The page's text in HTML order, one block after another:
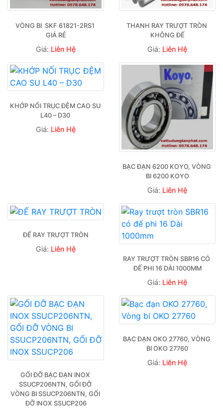
GIÁ RẺ
Giá: Liên Hệ
THANH RAY TRƯỢT TRÒN
KHÔNG ĐẾ
Giá: Liên Hệ
KHỚP NỐI TRỤC ĐỆM CAO SU
L40 – D30
Giá: Liên Hệ
BẠC ĐẠN 6200 KOYO, VÒNG
BI 6200 KOYO
Giá: Liên Hệ
ĐẾ RAY TRƯỢT TRÒN
Giá: Liên Hệ
RAY TRƯỢT TRÒN SBR16 CÓ
ĐẾ PHI 16 DÀI 1000MM
Giá: Liên Hệ
GỐI ĐỠ BẠC ĐẠN INOX
SSUCP206NTN, GỐI ĐỠ
VÒNG BI SSUCP206NTN, GỐI
ĐỠ INOX SSUCP206
BẠC ĐẠN OKO 27760, VÒNG
BI OKO 27760
Giá: Liên Hệ